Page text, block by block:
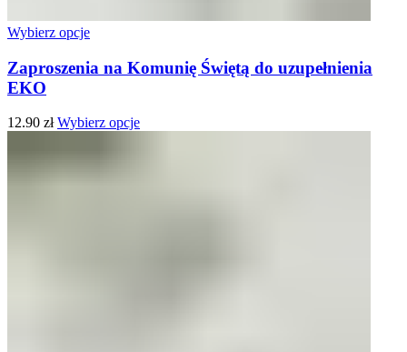
Wybierz opcje
Zaproszenia na Komunię Świętą do uzupełnienia
EKO
12.90 zł Wybierz opcje